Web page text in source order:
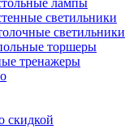
лампы
светильники
светильники
торшеры
тренажеры
скидкой